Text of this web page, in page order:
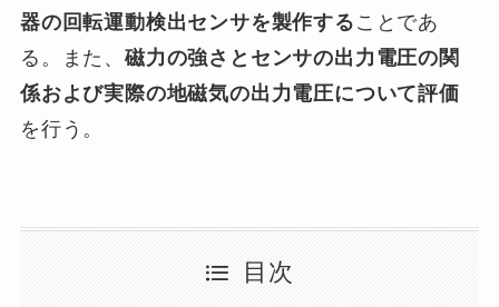
器の回転運動検出センサを製作する ことであ
る。また、 磁力の強さとセンサの出力電圧の関
係および実際の地磁気の出力電圧について評価
を行う。
目次